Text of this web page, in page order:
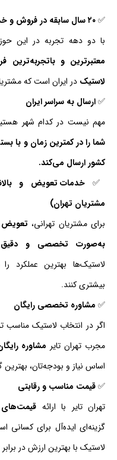
✅۲۰ سال سابقه در فروش و خدمات لاستیک
با دو دهه تجربه در این
معتبرترین و
لاستیک در ایران است که
✅ارسال به سراسر ایران
مهم نیست در کدام شهر
شما را در کمترین زمان و با
کشور ارسال می‌کند.
✅ خدمات تعویض و
مشتریان تهران)
برای مشتریان تهرانی، تعویض
به‌صورت تخصصی و دقیق
لاستیک‌ها بهترین عملکرد
بیشتری کنند.
✅ مشاوره تخصصی رایگان
اگر در انتخاب لاستیک مناسب
مجرب تهران تایر مشاوره
اساس نیاز و بودجه‌تان، بهترین
✅قیمت مناسب و رقابتی
تهران تایر با ارائه قیمت‌های
گزینه‌ای ایده‌آل برای کسانی
لاستیک با بهترین ارزش در